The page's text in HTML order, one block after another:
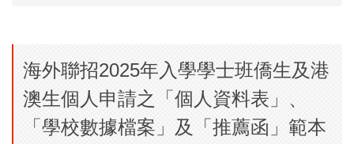
海外聯招2025年入學學士班僑生及港
澳生個人申請之「個人資料表」、
「學校數據檔案」及「推薦函」範本